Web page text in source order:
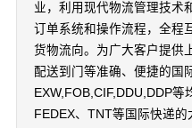
业，利用现代物流管理技术
订单系统和操作流程，全程
货物流向。为广大客户提供
配送到门等准确、便捷的国
EXW,FOB,CIF,DDU,DDP等
FEDEX、TNT等国际快递